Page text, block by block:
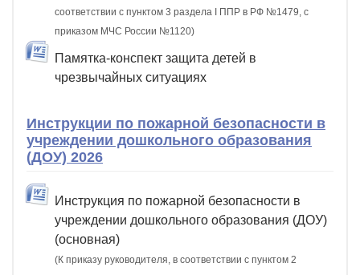
соответствии с пунктом 3 раздела I ППР в РФ №1479, с
приказом МЧС России №1120)
Памятка-конспект защита детей в
чрезвычайных ситуациях
Инструкции по пожарной безопасности в
учреждении дошкольного образования
(ДОУ) 2026
Инструкция по пожарной безопасности в
учреждении дошкольного образования (ДОУ)
(основная)
(К приказу руководителя, в соответствии с пунктом 2